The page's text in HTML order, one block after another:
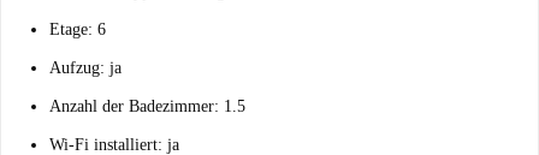
Etage: 6
Aufzug: ja
Anzahl der Badezimmer: 1.5
Wi-Fi installiert: ja